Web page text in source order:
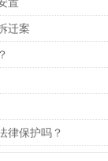
迁案
律保护吗？